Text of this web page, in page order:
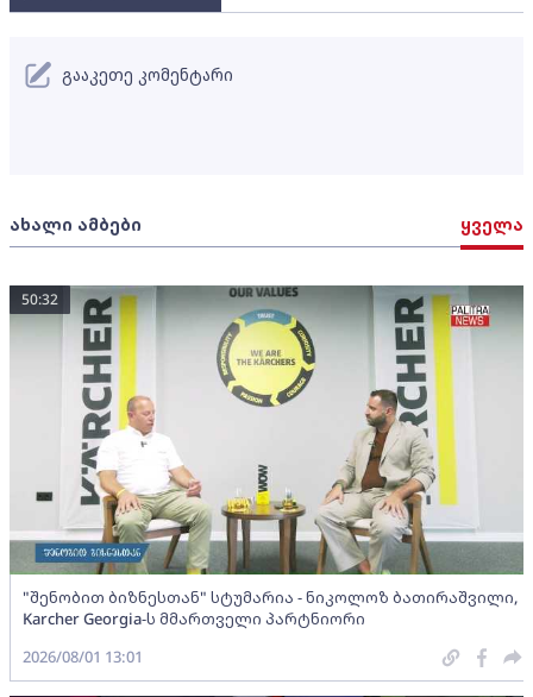
ახალი ამბები ყველა
"შენობით ბიზნესთან" სტუმარია - ნიკოლოზ ბათირაშვილი,
Karcher Georgia-ს მმართველი პარტნიორი
50:32
2026/08/01 13:01
გააკეთე კომენტარი